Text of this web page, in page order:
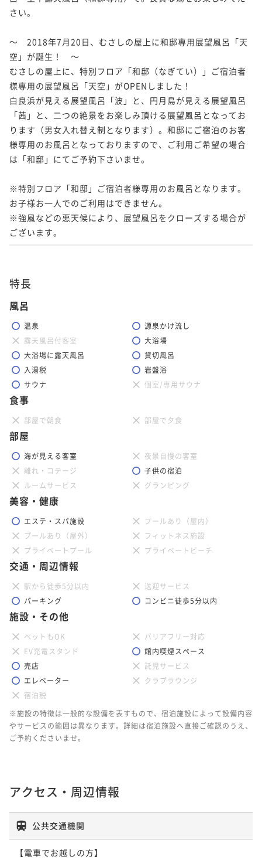
さい。
～　2018年7月20日、むさしの屋上に和邸専用展望風呂「天
空」が誕生！　～
むさしの屋上に、特別フロア「和邸（なぎてい）」ご宿泊者
様専用の展望風呂「天空」がOPENしました！
白良浜が見える展望風呂「波」と、円月島が見える展望風呂
「茜」と、二つの絶景をお楽しみ頂ける展望風呂となってお
ります（男女入れ替え制となります）。和邸にご宿泊のお客
様専用のお風呂となっておりますので、ご利用ご希望の場合
は「和邸」にてご予約下さいませ。
※特別フロア「和邸」ご宿泊者様専用のお風呂となります。
お子様お一人でのご利用はできません。
※強風などの悪天候により、展望風呂をクローズする場合が
ございます。
特長
風呂
温泉
源泉かけ流し
露天風呂付客室
大浴場
大浴場に露天風呂
貸切風呂
入湯税
岩盤浴
サウナ
個室/専用サウナ
食事
部屋で朝食 部屋で夕食
部屋
海が見える客室
夜景自慢の客室
離れ・コテージ
子供の宿泊
ルームサービス
グランピング
美容・健康
エステ・スパ施設
プールあり（屋内）
プールあり（屋外）
フィットネス施設
プライベートプール
プライベートビーチ
交通・周辺情報
駅から徒歩5分以内
送迎サービス
パーキング
コンビニ徒歩5分以内
施設・その他
ペットもOK
バリアフリー対応
EV充電スタンド
館内喫煙スペース
売店
託児サービス
エレベーター
クラブラウンジ
宿泊税
※施設の特徴は一般的な設備を表すもので、宿泊施設によって設備内容
やサービスの範囲は異なります。詳細は宿泊施設へ直接ご確認のうえ、
ご予約くださいませ。
アクセス・周辺情報
公共交通機関
【電車でお越しの方】